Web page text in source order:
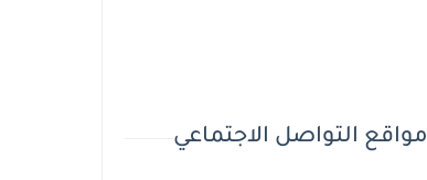
مواقع التواصل الاجتماعي